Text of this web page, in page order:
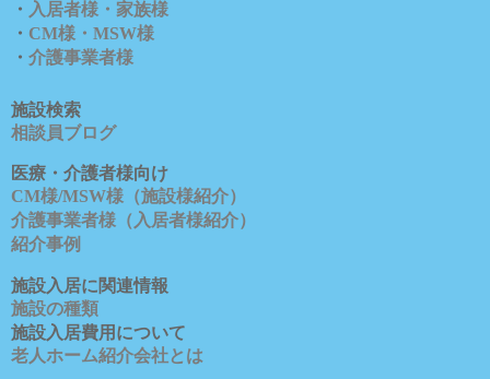
・ 入居者様・家族様
・ CM様・MSW様
・ 介護事業者様
施設検索
相談員ブログ
医療・介護者様向け
CM様/MSW様（施設様紹介）
介護事業者様（入居者様紹介）
紹介事例
施設入居に関連情報
施設の種類
施設入居費用について
老人ホーム紹介会社とは